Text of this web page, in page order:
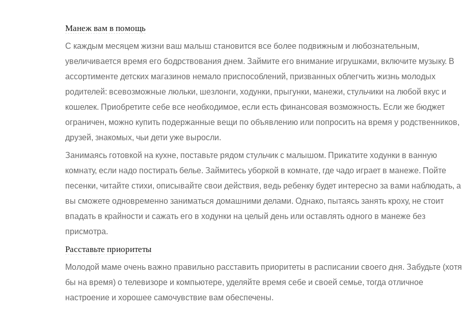
Манеж вам в помощь
С каждым месяцем жизни ваш малыш становится все более подвижным и любознательным,
увеличивается время его бодрствования днем. Займите его внимание игрушками, включите музыку. В
ассортименте детских магазинов немало приспособлений, призванных облегчить жизнь молодых
родителей: всевозможные люльки, шезлонги, ходунки, прыгунки, манежи, стульчики на любой вкус и
кошелек. Приобретите себе все необходимое, если есть финансовая возможность. Если же бюджет
ограничен, можно купить подержанные вещи по объявлению или попросить на время у родственников,
друзей, знакомых, чьи дети уже выросли.
Занимаясь готовкой на кухне, поставьте рядом стульчик с малышом. Прикатите ходунки в ванную
комнату, если надо постирать белье. Займитесь уборкой в комнате, где чадо играет в манеже. Пойте
песенки, читайте стихи, описывайте свои действия, ведь ребенку будет интересно за вами наблюдать, а
вы сможете одновременно заниматься домашними делами. Однако, пытаясь занять кроху, не стоит
впадать в крайности и сажать его в ходунки на целый день или оставлять одного в манеже без
присмотра.
Расставьте приоритеты
Молодой маме очень важно правильно расставить приоритеты в расписании своего дня. Забудьте (хотя
бы на время) о телевизоре и компьютере, уделяйте время себе и своей семье, тогда отличное
настроение и хорошее самочувствие вам обеспечены.